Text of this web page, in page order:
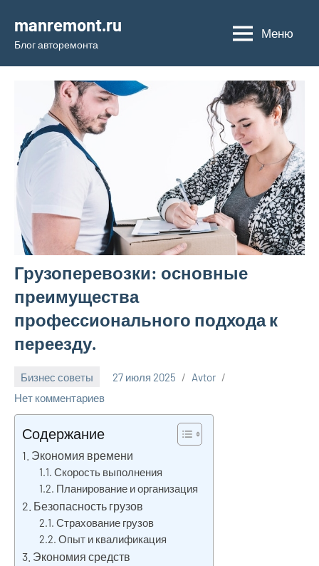
содержимому
manremont.ru
Блог авторемонта
Меню
Грузоперевозки: основные
преимущества
профессионального подхода к
переезду.
Бизнес советы 27 июля 2025
Avtor
Нет комментариев
Содержание
Экономия времени
Скорость выполнения
Планирование и организация
Безопасность грузов
Страхование грузов
Опыт и квалификация
Экономия средств